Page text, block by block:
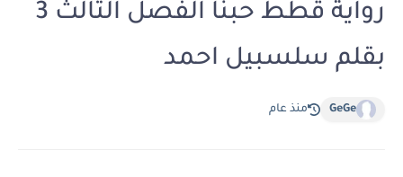
رواية قطط حبنا الفصل الثالث 3
بقلم سلسبيل احمد
GeGe منذ عام